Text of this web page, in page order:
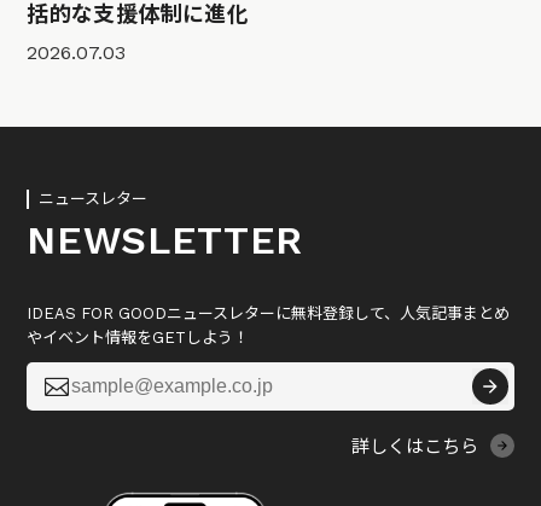
括的な支援体制に進化
2026.07.03
ニュースレター
NEWSLETTER
IDEAS FOR GOODニュースレターに無料登録して、人気記事まとめ
やイベント情報をGETしよう！

詳しくはこちら